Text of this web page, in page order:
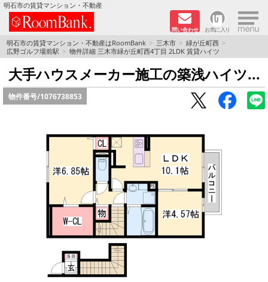
明石市の賃貸マンション・不動産
問い合わせ お気に入り ×
TOPページ
分譲マンションシリーズ
リノベーション物件
オートロック付き物件特集
路線·駅から探す
地図から探す
オーナー様へ
明石市の賃貸マンション・不動産はRoomBank 三木市
緑が丘町西
広野ゴルフ場前駅
物件詳細 三木市緑が丘町西4丁目 2LDK 賃貸ハイツ
大手ハウスメーカー施工の築浅ハイツ...
物件番号/1076738853